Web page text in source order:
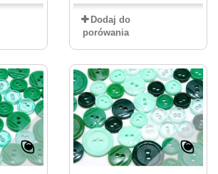
Dodaj do
porówania